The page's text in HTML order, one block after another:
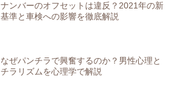
ナンバーのオフセットは違反？2021年の新
基準と車検への影響を徹底解説
なぜパンチラで興奮するのか？男性心理と
チラリズムを心理学で解説